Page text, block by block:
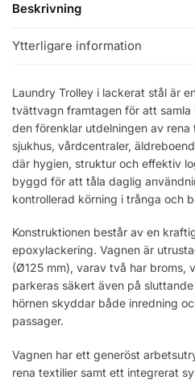
Beskrivning
Ytterligare information
Laundry Trolley i lackerat stål är
tvättvagn framtagen för att
den förenklar utdelningen av
sjukhus, vårdcentraler,
där hygien, struktur och effektiv
byggd för att tåla daglig
kontrollerad körning i trånga och
Konstruktionen består av en
epoxylackering. Vagnen är
(Ø125 mm), varav två har broms,
parkeras säkert även på
hörnen skyddar både inredning
passager.
Vagnen har ett generöst
rena textilier samt ett integrerat